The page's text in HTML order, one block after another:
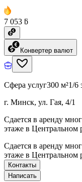
7 053 ƃ
Конвертер валют
Сфера услуг300 м²1/6
г. Минск, ул. Гая, 4/1
Сдается в аренду
этаже в Центральном
Сдается в аренду
этаже в Центральном
Контакты
Написать